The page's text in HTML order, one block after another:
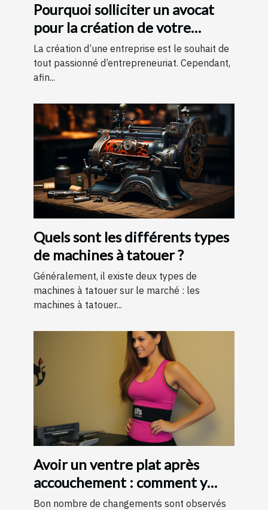
Pourquoi solliciter un avocat
pour la création de votre
entreprise ?
La création d’une entreprise est le souhait de
tout passionné d’entrepreneuriat. Cependant,
afin...
Quels sont les différents types
de machines à tatouer ?
Généralement, il existe deux types de
machines à tatouer sur le marché : les
machines à tatouer...
Avoir un ventre plat après
accouchement : comment y
parvenir ?
Bon nombre de changements sont observés